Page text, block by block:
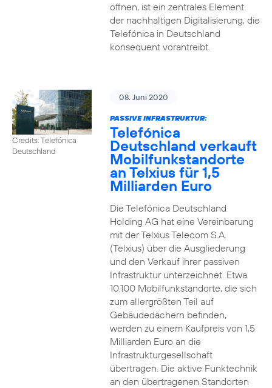
öffnen, ist ein zentrales Element
der nachhaltigen Digitalisierung, die
Telefónica in Deutschland
konsequent vorantreibt.
Credits: Telefónica
Deutschland
08. Juni 2020
PASSIVE INFRASTRUKTUR:
Telefónica
Deutschland verkauft
Mobilfunkstandorte
an Telxius für 1,5
Milliarden Euro
Die Telefónica Deutschland
Holding AG hat eine Vereinbarung
mit der Telxius Telecom S.A.
(Telxius) über die Ausgliederung
und den Verkauf ihrer passiven
Infrastruktur unterzeichnet. Etwa
10.100 Mobilfunkstandorte, die sich
zum allergrößten Teil auf
Gebäudedächern befinden,
werden zu einem Kaufpreis von 1,5
Milliarden Euro an die
Infrastrukturgesellschaft
übertragen. Die aktive Funktechnik
an den übertragenen Standorten